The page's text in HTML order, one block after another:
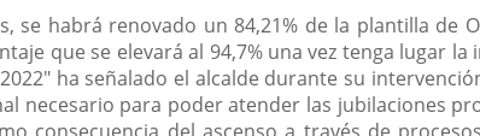
habrá renovado un 84,21% de la plantilla de
que se elevará al 94,7% una vez tenga lugar la
ha señalado el alcalde durante su
necesario para poder atender las jubilaciones